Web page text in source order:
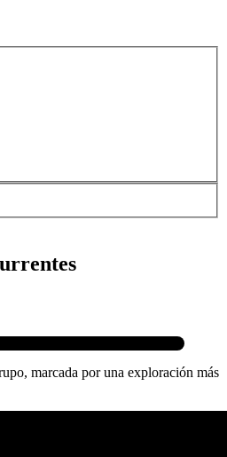
marcada por una exploración más